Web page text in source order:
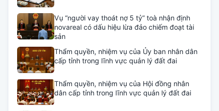
Vụ “người vay thoát nợ 5 tỷ” toà nhận định
novareal có dấu hiệu lừa đảo chiếm đoạt tài
sản
Thẩm quyền, nhiệm vụ của Ủy ban nhân dân
cấp tỉnh trong lĩnh vực quản lý đất đai
Thẩm quyền, nhiệm vụ của Hội đồng nhân
dân cấp tỉnh trong lĩnh vực quản lý đất đai